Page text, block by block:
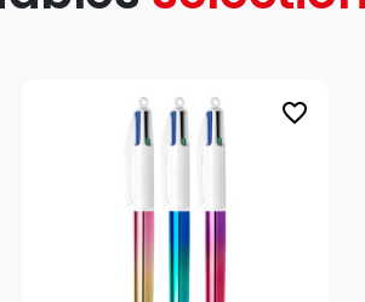
favorite_border